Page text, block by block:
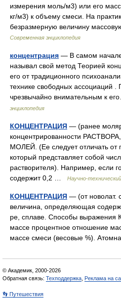
измерения моль/м3) или его
кг/м3) к объему смеси. На
безразмерную величину
Современная энциклопедия
концентрация — В самом начале
называл свой метод Теорией
его от традиционного
технике свободных ассоциаций .
чрезвычайно внимательным к
энциклопедия
КОНЦЕНТРАЦИЯ — (ранее
концентрированности
МОЛЕЙ. (Ее следует отличать от
который представляет собой
растворителя). Например, если
содержит 0,2 …
Научно-
КОНЦЕНТРАЦИЯ — (от новолат.
величина, определяющая
ре, сплаве. Способы выражения
массе процентное отношение
массе смеси (весовые %).
© Академик, 2000-2026
Обратная связь: Техподдержка Реклама на
👣 Путешествия